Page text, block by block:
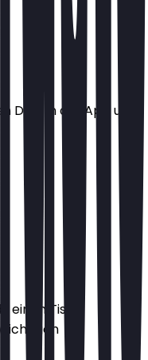
Deal in der App und
einen Tisch